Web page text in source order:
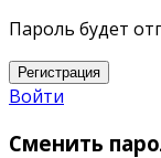
Пароль будет
Регистрация
Войти
Сменить